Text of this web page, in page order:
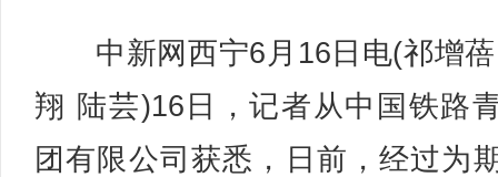
中新网西宁6月16日电(祁增蓓
翔 陆芸)16日，记者从中国铁路
团有限公司获悉，日前，经过为